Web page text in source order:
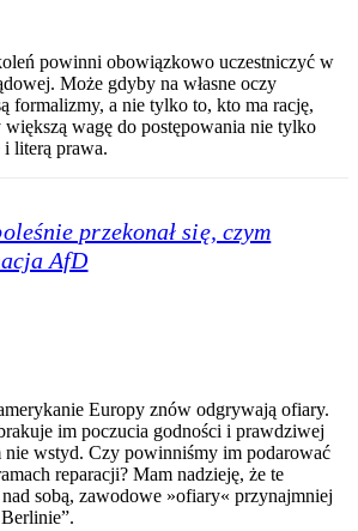
powinni obowiązkowo uczestniczyć w
Może gdyby na własne oczy
formalizmy, a nie tylko to, kto ma rację,
wagę do postępowania nie tylko
i literą prawa.
przekonał się, czym
AfD
Europy znów odgrywają ofiary.
im poczucia godności i prawdziwej
wstyd. Czy powinniśmy im podarować
reparacji? Mam nadzieję, że te
sobą, zawodowe »ofiary« przynajmniej